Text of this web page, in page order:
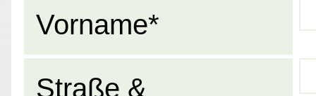
Vorname*
Straße &